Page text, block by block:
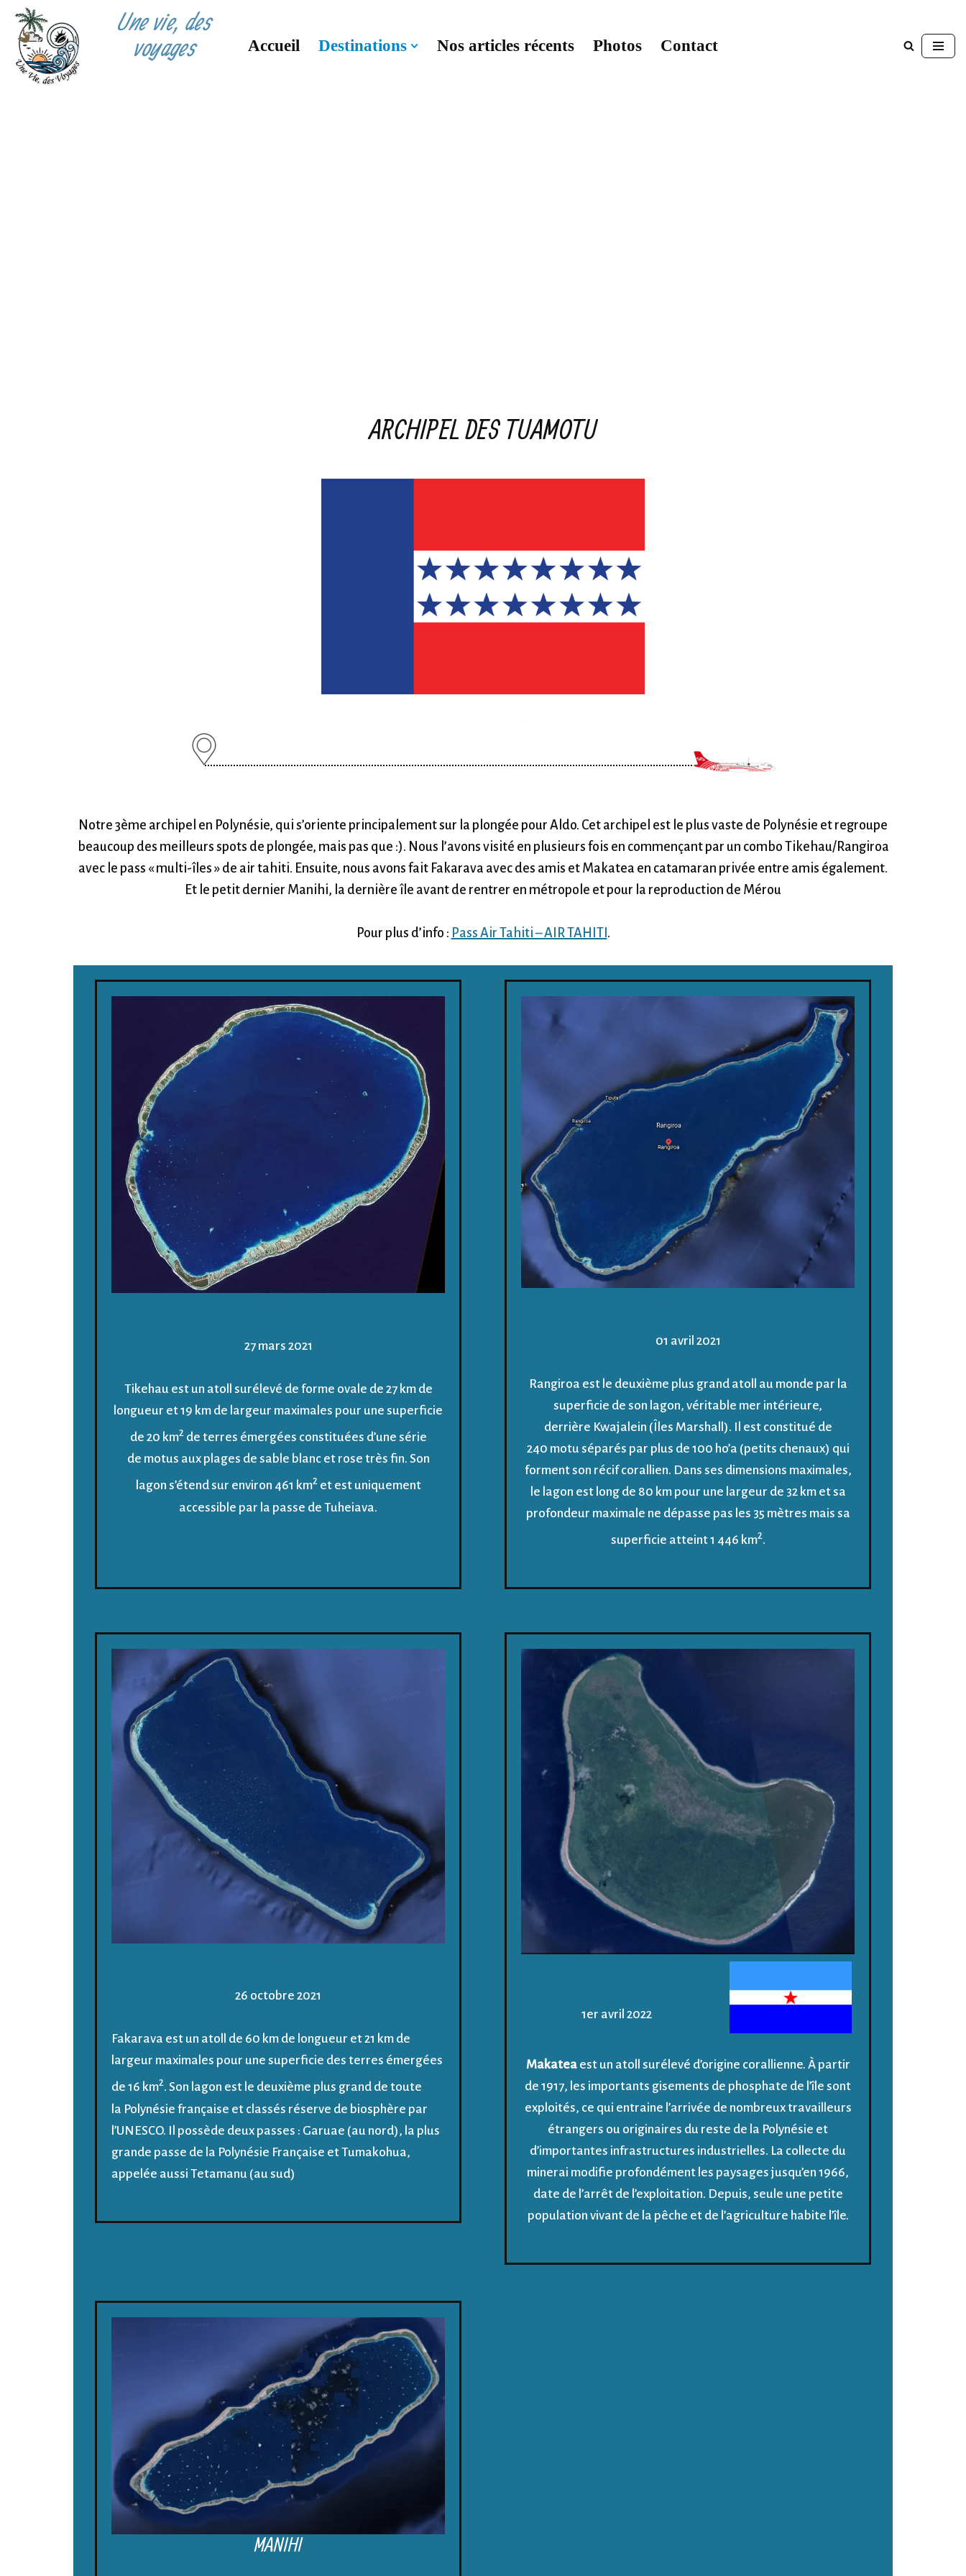
Une vie, des
voyages
Accueil Destinations Nos articles récents Photos Contact
ARCHIPEL DES TUAMOTU
Notre 3ème archipel en Polynésie, qui s’oriente principalement sur la plongée pour Aldo. Cet archipel est le plus vaste de Polynésie et regroupe
beaucoup des meilleurs spots de plongée, mais pas que :). Nous l’avons visité en plusieurs fois en commençant par un combo Tikehau/Rangiroa
avec le pass « multi-îles » de air tahiti. Ensuite, nous avons fait Fakarava avec des amis et Makatea en catamaran privée entre amis également.
Et le petit dernier Manihi, la dernière île avant de rentrer en métropole et pour la reproduction de Mérou
Pour plus d’info : Pass Air Tahiti – AIR TAHITI .
27 mars 2021
Tikehau est un atoll surélevé de forme ovale de 27 km de
longueur et 19 km de largeur maximales pour une superficie
de 20 km2de terres émergées constituées d’une série
de motus aux plages de sable blanc et rose très fin. Son
lagon s’étend sur environ 461 km2et est uniquement
accessible par la passe de Tuheiava.
01 avril 2021
Rangiroa est le deuxième plus grand atoll au monde par la
superficie de son lagon, véritable mer intérieure,
derrière Kwajalein (Îles Marshall). Il est constitué de
240 motu séparés par plus de 100 ho’a (petits chenaux) qui
forment son récif corallien. Dans ses dimensions maximales,
le lagon est long de 80 km pour une largeur de 32 km et sa
profondeur maximale ne dépasse pas les 35 mètres mais sa
superficie atteint 1 446 km2.
26 octobre 2021
Fakarava est un atoll de 60 km de longueur et 21 km de
largeur maximales pour une superficie des terres émergées
de 16 km2. Son lagon est le deuxième plus grand de toute
la Polynésie française et classés réserve de biosphère par
l’UNESCO. Il possède deux passes : Garuae (au nord), la plus
grande passe de la Polynésie Française et Tumakohua,
appelée aussi Tetamanu (au sud)
1er avril 2022
Makateaest un atoll surélevé d’origine corallienne. À partir
de 1917, les importants gisements de phosphate de l’île sont
exploités, ce qui entraine l’arrivée de nombreux travailleurs
étrangers ou originaires du reste de la Polynésie et
d’importantes infrastructures industrielles. La collecte du
minerai modifie profondément les paysages jusqu’en 1966,
date de l’arrêt de l’exploitation. Depuis, seule une petite
population vivant de la pêche et de l’agriculture habite l’île.
MANIHI